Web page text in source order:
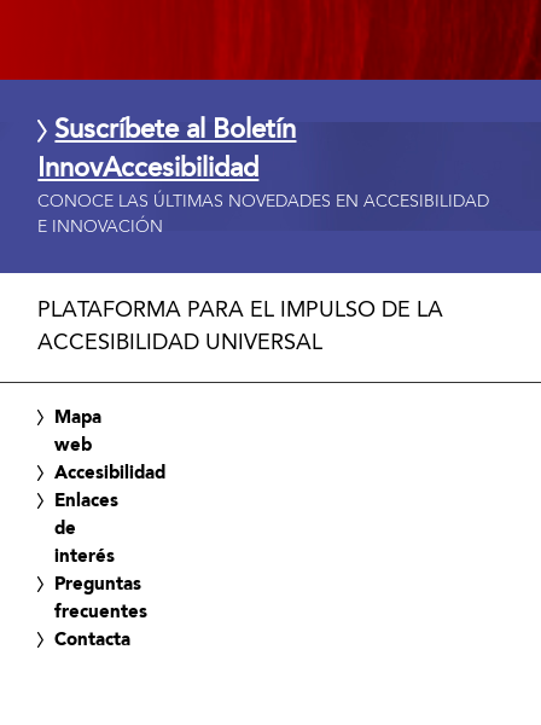
Suscríbete al Boletín
InnovAccesibilidad
CONOCE LAS ÚLTIMAS NOVEDADES EN ACCESIBILIDAD
E INNOVACIÓN
PLATAFORMA PARA EL IMPULSO DE LA
ACCESIBILIDAD UNIVERSAL
Mapa
web
Accesibilidad
Enlaces
de
interés
Preguntas
frecuentes
Contacta